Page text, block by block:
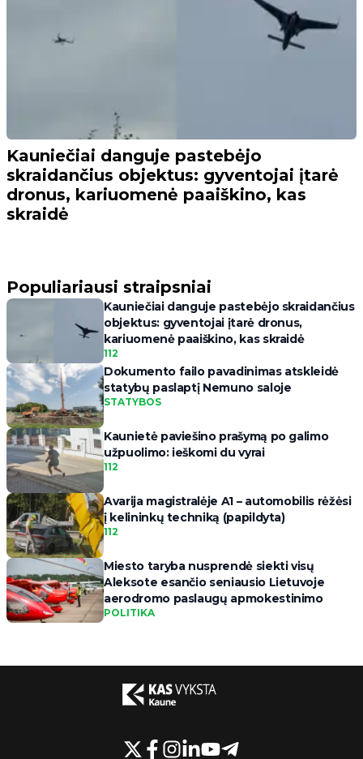
Kauniečiai danguje pastebėjo
skraidančius objektus: gyventojai įtarė
dronus, kariuomenė paaiškino, kas
skraidė
Populiariausi straipsniai
Kauniečiai danguje pastebėjo skraidančius
objektus: gyventojai įtarė dronus,
kariuomenė paaiškino, kas skraidė
112
Dokumento failo pavadinimas atskleidė
statybų paslaptį Nemuno saloje
STATYBOS
Kaunietė paviešino prašymą po galimo
užpuolimo: ieškomi du vyrai
112
Avarija magistralėje A1 – automobilis rėžėsi
į kelininkų techniką (papildyta)
112
Miesto taryba nusprendė siekti visų
Aleksote esančio seniausio Lietuvoje
aerodromo paslaugų apmokestinimo
POLITIKA